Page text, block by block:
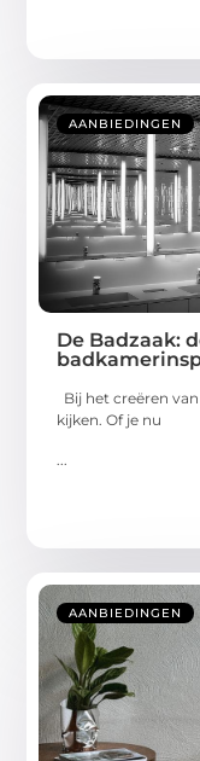
AANBIEDINGEN
De Badzaak:
Bij het creëren
kijken. Of je nu
AANBIEDINGEN